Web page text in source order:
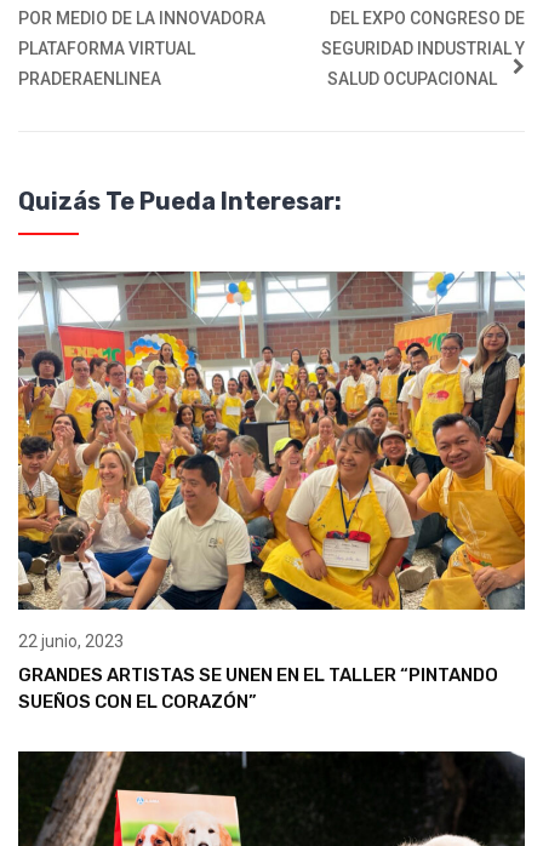
POR MEDIO DE LA INNOVADORA
PLATAFORMA VIRTUAL
PRADERAENLINEA
DEL EXPO CONGRESO DE
SEGURIDAD INDUSTRIAL Y
SALUD OCUPACIONAL
Quizás Te Pueda Interesar:
22 junio, 2023
GRANDES ARTISTAS SE UNEN EN EL TALLER “PINTANDO
SUEÑOS CON EL CORAZÓN”